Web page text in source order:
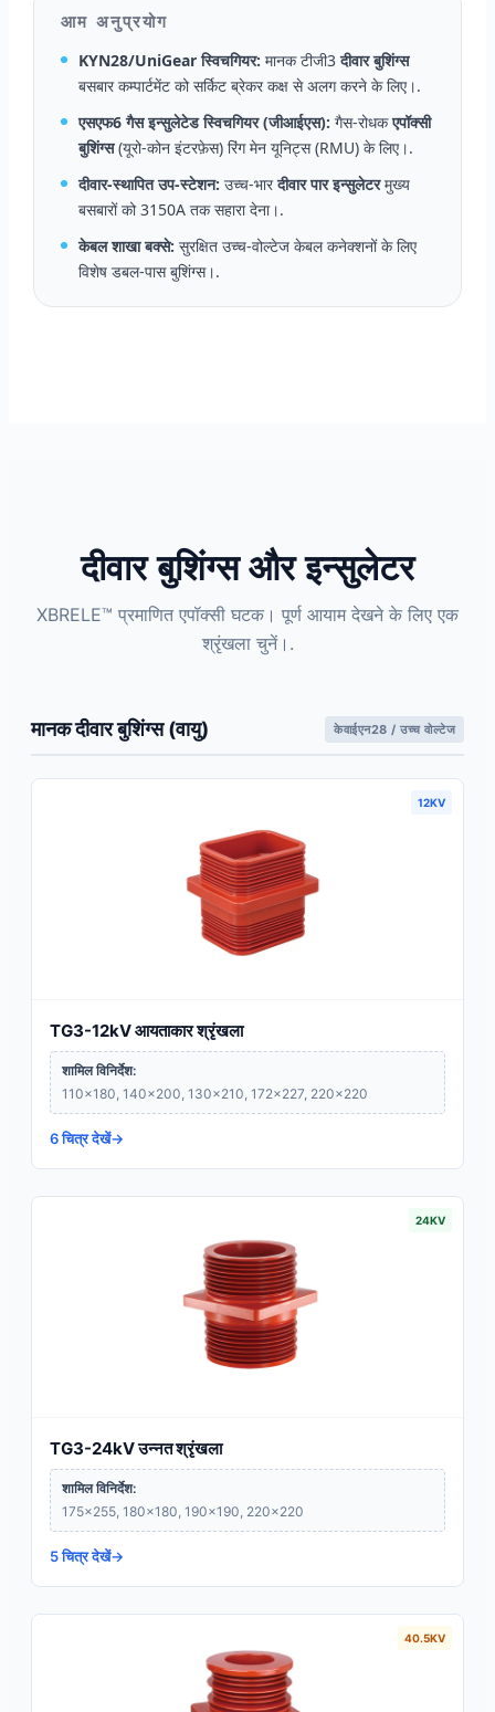
आम अनुप्रयोग
KYN28/UniGear स्विचगियर: मानक टीजी3दीवार बुशिंग्स
बसबार कम्पार्टमेंट को सर्किट ब्रेकर कक्ष से अलग करने के लिए।.
एसएफ6 गैस इन्सुलेटेड स्विचगियर (जीआईएस): गैस-रोधकएपॉक्सी
बुशिंग्स(यूरो-कोन इंटरफ़ेस) रिंग मेन यूनिट्स (RMU) के लिए।.
दीवार-स्थापित उप-स्टेशन: उच्च-भारदीवार पार इन्सुलेटरमुख्य
बसबारों को 3150A तक सहारा देना।.
केबल शाखा बक्से: सुरक्षित उच्च-वोल्टेज केबल कनेक्शनों के लिए
विशेष डबल-पास बुशिंग्स।.
दीवार बुशिंग्स और इन्सुलेटर
XBRELE™ प्रमाणित एपॉक्सी घटक। पूर्ण आयाम देखने के लिए एक
श्रृंखला चुनें।.
मानक दीवार बुशिंग्स (वायु) केवाईएन28 / उच्च वोल्टेज
12KV
TG3-12kV आयताकार श्रृंखला
शामिल विनिर्देश:
110×180, 140×200, 130×210, 172×227, 220×220
6 चित्र देखें
24KV
TG3-24kV उन्नत श्रृंखला
शामिल विनिर्देश:
175×255, 180×180, 190×190, 220×220
5 चित्र देखें
40.5KV